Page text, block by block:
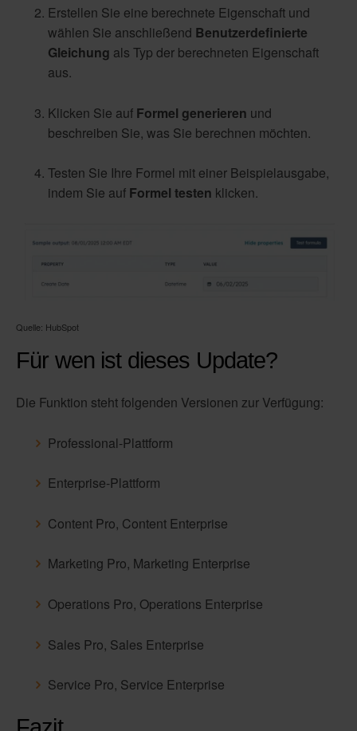
Erstellen Sie eine berechnete Eigenschaft und
wählen Sie anschließend Benutzerdefinierte
Gleichung als Typ der berechneten Eigenschaft
aus.
Klicken Sie auf Formel generieren und
beschreiben Sie, was Sie berechnen möchten.
Testen Sie Ihre Formel mit einer Beispielausgabe,
indem Sie auf Formel testen klicken.
Quelle: HubSpot
Für wen ist dieses Update?
Die Funktion steht folgenden Versionen zur Verfügung:
Professional-Plattform
Enterprise-Plattform
Content Pro, Content Enterprise
Marketing Pro, Marketing Enterprise
Operations Pro, Operations Enterprise
Sales Pro, Sales Enterprise
Service Pro, Service Enterprise